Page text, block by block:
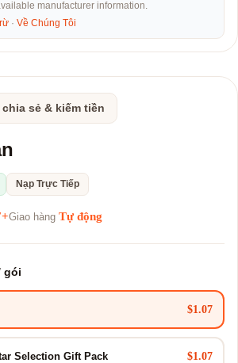
manufacturer information.
· Về Chúng Tôi
sẻ & kiếm tiền
Nạp Trực Tiếp
Giao hàng Tự động
gói
$1.07
Selection Gift Pack $1.07